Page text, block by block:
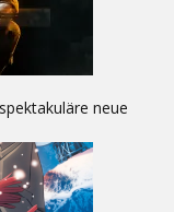
neue